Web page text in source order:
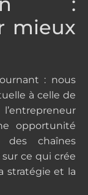
mieux
: nous
à celle de
opportunité
chaînes
ce qui crée
stratégie et la